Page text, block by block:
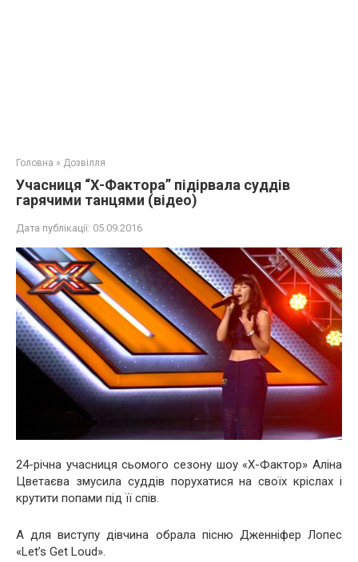
Головна » Дозвілля
Учасниця “Х-Фактора” підірвала суддів
гарячими танцями (відео)
Дата публікації: 05.09.2016
24-річна учасниця сьомого сезону шоу «Х-Фактор» Аліна
Цветаєва змусила суддів порухатися на своїх кріслах і
крутити попами під її спів.
А для виступу дівчина обрала пісню Дженніфер Лопес
«Let’s Get Loud».